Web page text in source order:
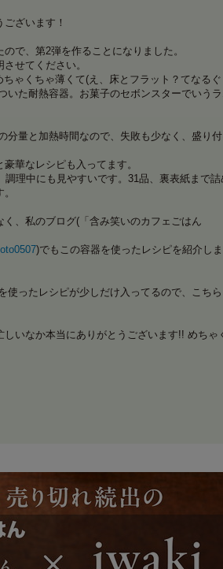
ざいます！
で、第2弾を作ることになりました。
せてください。
ゃくちゃ薄くて(え、床とフラット？てなる
いた耐熱容器。お菓子のセボンスターでいう
分量と加熱時間なので、失敗も少なく、盛り
華なレシピも入ってます。
理中にも見やすいです。31品、裏表紙まで詰
、私のブログ(「含み笑いのカフェごはん
)でもこの容器を使ったレシピを紹介し
使ったレシピが少しだけ入ってるので、こち
いなか本当にありがとうございます!! めちゃ